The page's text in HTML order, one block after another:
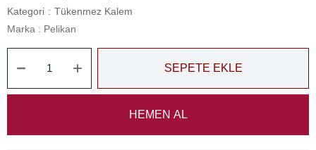
Kategori : Tükenmez Kalem
Marka : Pelikan